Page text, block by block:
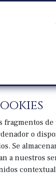
fragmentos
o
Se
a nuestros